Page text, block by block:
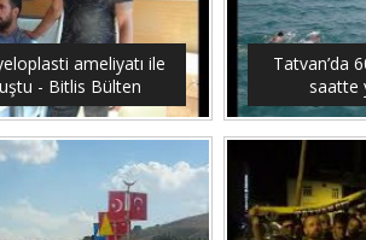
ameliyatı ile
- Bitlis Bülten
Tatvan’da
saatte